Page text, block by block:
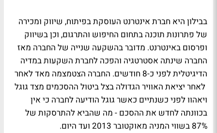
בבילון היא חברת אינטרנט העוסקת בפיתוח, שיווק ומכירה
של פתרונות תוכנה בתחום החיפוש והתרגום, וכן בשיווק
ופרסום באינטרנט. מדובר בהשקעה שנייה של החברה מאז
החברה שינתה אסטרטגיה והפכה לחברת השקעות במדיה
הדיגיטלית לפני כ-8 חודשים. החברה הצטמצמה מאד לאחר
לאחר יציאת האוויר הגדולה בצל ביטול ההסכמים מצד גוגל
ויאהוו לפני כשנתיים כאשר גוגל הודיעה לחברה כי אין
בכוונתה לחדש את ההסכם - מה שהביא להתרסקות של
87% בשווי המניה מאוקטובר 2013 ועד היום.